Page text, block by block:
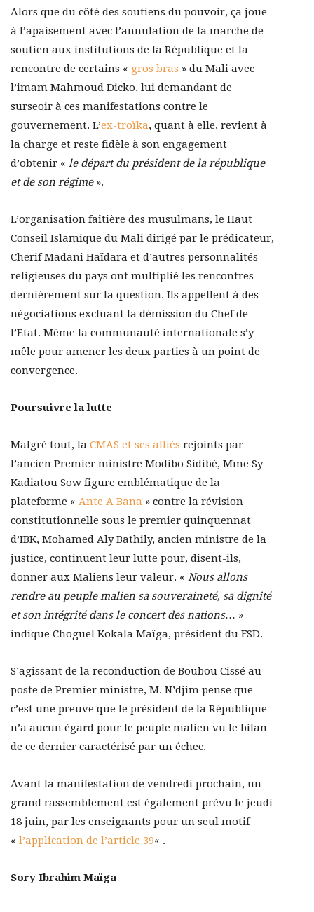
Alors que du côté des soutiens du pouvoir, ça joue
à l’apaisement avec l’annulation de la marche de
soutien aux institutions de la République et la
rencontre de certains « gros bras » du Mali avec
l’imam Mahmoud Dicko, lui demandant de
surseoir à ces manifestations contre le
gouvernement. L’ex-troïka, quant à elle, revient à
la charge et reste fidèle à son engagement
d’obtenir « le départ du président de la république
et de son régime ».
L’organisation faîtière des musulmans, le Haut
Conseil Islamique du Mali dirigé par le prédicateur,
Cherif Madani Haïdara et d’autres personnalités
religieuses du pays ont multiplié les rencontres
dernièrement sur la question. Ils appellent à des
négociations excluant la démission du Chef de
l’Etat. Même la communauté internationale s’y
mêle pour amener les deux parties à un point de
convergence.
Poursuivre la lutte
Malgré tout, la CMAS et ses alliés rejoints par
l’ancien Premier ministre Modibo Sidibé, Mme Sy
Kadiatou Sow figure emblématique de la
plateforme « Ante A Bana » contre la révision
constitutionnelle sous le premier quinquennat
d’IBK, Mohamed Aly Bathily, ancien ministre de la
justice, continuent leur lutte pour, disent-ils,
donner aux Maliens leur valeur. « Nous allons
rendre au peuple malien sa souveraineté, sa dignité
et son intégrité dans le concert des nations… »
indique Choguel Kokala Maïga, président du FSD.
S’agissant de la reconduction de Boubou Cissé au
poste de Premier ministre, M. N’djim pense que
c’est une preuve que le président de la République
n’a aucun égard pour le peuple malien vu le bilan
de ce dernier caractérisé par un échec.
Avant la manifestation de vendredi prochain, un
grand rassemblement est également prévu le jeudi
18 juin, par les enseignants pour un seul motif
« l’application de l’article 39« .
Sory Ibrahim Maïga